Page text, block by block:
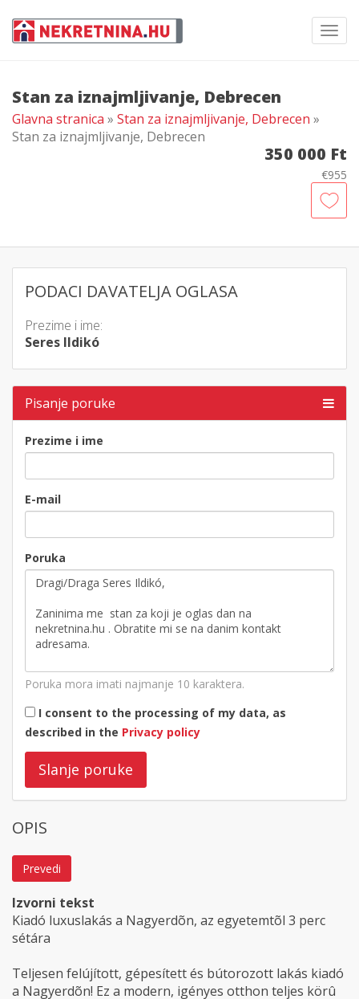
Stan za iznajmljivanje, Debrecen
Glavna stranica » Stan za iznajmljivanje, Debrecen »
Stan za iznajmljivanje, Debrecen
350 000 Ft
€955
PODACI DAVATELJA OGLASA
Prezime i ime:
Seres Ildikó
Pisanje poruke
Prezime i ime
E-mail
Poruka
Poruka mora imati najmanje 10 karaktera.
I consent to the processing of my data, as
described in the Privacy policy
Slanje poruke
OPIS
Prevedi
Izvorni tekst
Kiadó luxuslakás a Nagyerdõn, az egyetemtõl 3 perc
sétára
Teljesen felújított, gépesített és bútorozott lakás kiadó
a Nagyerdõn! Ez a modern, igényes otthon teljes körû